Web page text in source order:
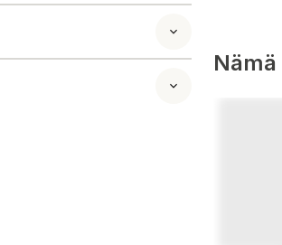
jatkuvan
AutoCUt 3-